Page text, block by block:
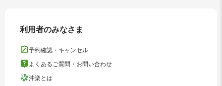
利用者のみなさま
予約確認・キャンセル
よくあるご質問・お問い合わせ
沖楽とは